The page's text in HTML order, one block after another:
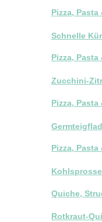
Pizza, Pasta
Schnelle
Pizza, Pasta
Zucchini-
Pizza, Pasta
Pizza, Pasta
Quiche,
Rotkraut-